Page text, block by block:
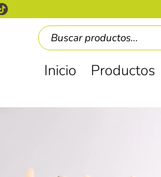
Inicio Productos